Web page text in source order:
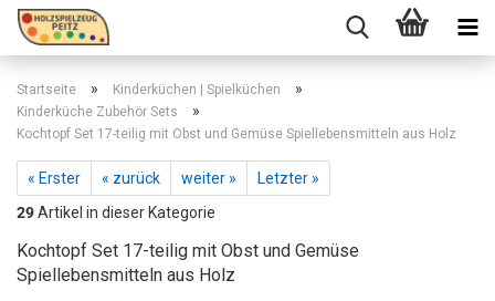
Startseite » Kinderküchen | Spielküchen »
Kinderküche Zubehör Sets »
Kochtopf Set 17-teilig mit Obst und Gemüse Spiellebensmitteln aus Holz
« Erster « zurück weiter »
Letzter »
29Artikel in dieser Kategorie
Kochtopf Set 17-teilig mit Obst und Gemüse
Spiellebensmitteln aus Holz